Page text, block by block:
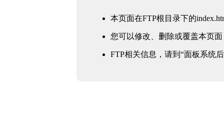
本页面在FTP根目录下的
您可以修改、删除或覆盖本页面
FTP相关信息，请到“面板系统